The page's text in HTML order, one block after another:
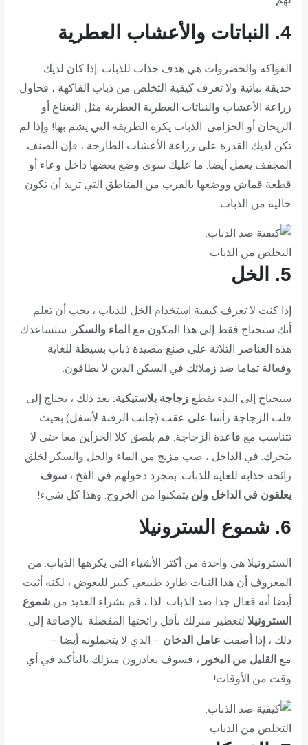
4. النباتات والأعشاب العطرية
الفواكه والخضروات هي هدف جذاب للذباب. إذا كان لديك
حديقة نباتية ولا تعرف كيفية التخلص من ذباب الفاكهة ، فحاول
زراعة الأعشاب والنباتات العطرية العطرية مثل النعناع أو
الريحان أو الخزامى. الذباب يكره الطريقة التي يشم بها! وإذا لم
تكن لديك القدرة على زراعة الأعشاب الطازجة ، فإن الصنف
المجفف يعمل أيضا. ما عليك سوى وضع بعضها داخل وعاء أو
قطعة قماش ووضعها بالقرب من المناطق التي تريد أن تكون
خالية من الذباب.
التخلص من الذباب
5. الخل
إذا كنت لا تعرف كيفية استخدام الخل للذباب ، يجب أن تعلم
أنك ستحتاج فقط إلى هذا المكون مع الماء والسكر. ستساعدك
هذه العناصر الثلاثة على صنع مصيدة ذباب بسيطة للغاية
وفعالة تماما ضد زملائك في السكن الذين لا يطاقون.
ستحتاج إلى البدء بقطع زجاجة بلاستيكية. بعد ذلك ، تحتاج إلى
قلب الزجاجة رأسا على عقب (جانب الرقبة لأسفل) بحيث
تتناسب مع قاعدة الزجاجة. قم بلصق كلا الجزأين معا حتى لا
يتحرك. في الداخل ، صب مزيج من الماء والخل والسكر لخلق
رائحة جذابة للغاية للذباب. بمجرد دخولهم في الفخ ، سوف
يعلقون في الداخل ولن يتمكنوا من الخروج. وهذا كل شيء!
6. شموع السترونيلا
السترونيلا هي واحدة من أكثر الأشياء التي يكرهها الذباب. من
المعروف أن هذا النبات طارد طبيعي كبير للبعوض ، لكنه أثبت
أيضا أنه فعال جدا ضد الذباب. لذا ، قم بشراء العديد من شموع
السترونيلالتعطير منزلك بأقل رائحتها المفضلة. بالإضافة إلى
ذلك ، إذا أضفت عامل الدخان – الذي لا يتحملونه أيضا –
مع القليل من البخور ، فسوف يغادرون منزلك بالتأكيد في أي
وقت من الأوقات!
التخلص من الذباب